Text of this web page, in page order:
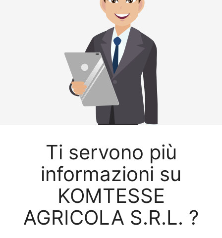
Ti servono più
informazioni su
KOMTESSE
AGRICOLA S.R.L. ?